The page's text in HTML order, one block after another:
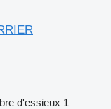
d'essieux 1